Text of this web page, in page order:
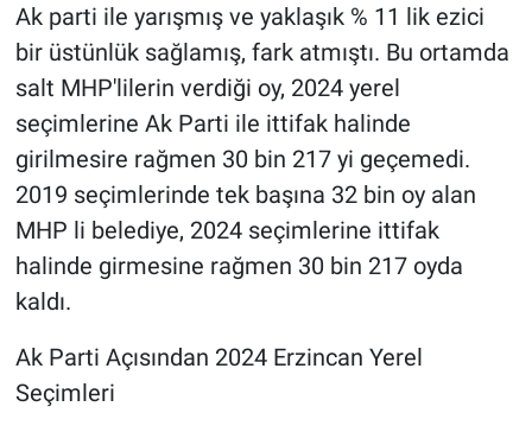
Ak parti ile yarışmış ve yaklaşık % 11 lik ezici
bir üstünlük sağlamış, fark atmıştı. Bu ortamda
salt MHP'lilerin verdiği oy, 2024 yerel
seçimlerine Ak Parti ile ittifak halinde
girilmesire rağmen 30 bin 217 yi geçemedi.
2019 seçimlerinde tek başına 32 bin oy alan
MHP li belediye, 2024 seçimlerine ittifak
halinde girmesine rağmen 30 bin 217 oyda
kaldı.
Ak Parti Açısından 2024 Erzincan Yerel
Seçimleri